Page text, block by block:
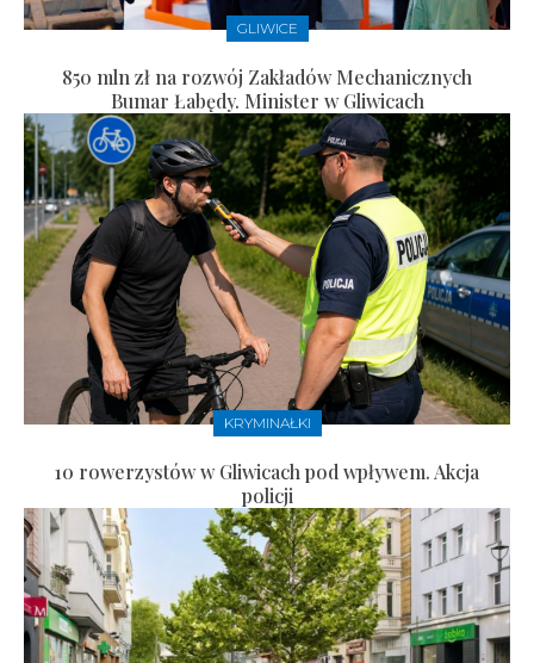
GLIWICE
850 mln zł na rozwój Zakładów Mechanicznych
Bumar Łabędy. Minister w Gliwicach
KRYMINAŁKI
10 rowerzystów w Gliwicach pod wpływem. Akcja
policji